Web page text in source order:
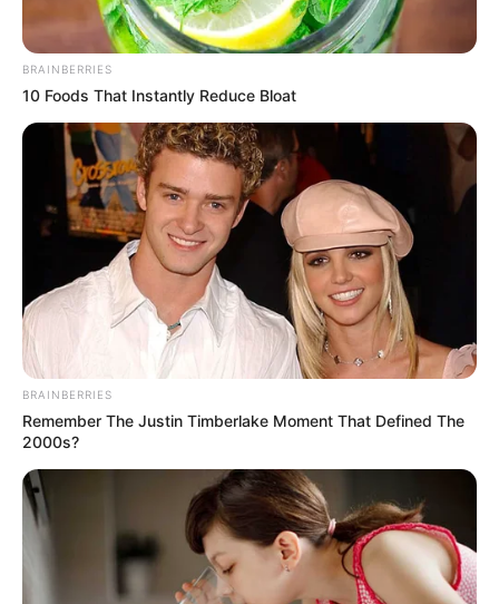
YOUTUBE ΕΓΓΡΑΦΕΊΤΕ
BRAINBERRIES
10 Foods That Instantly Reduce Bloat
BRAINBERRIES
Remember The Justin Timberlake Moment That Defined The
2000s?